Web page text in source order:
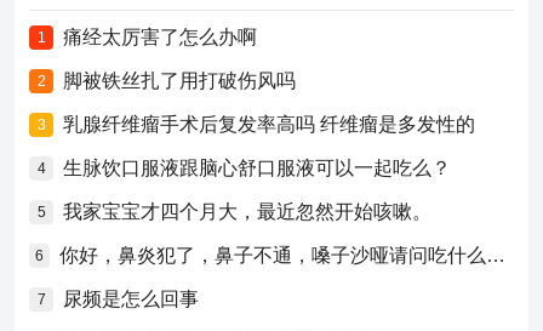
1 痛经太厉害了怎么办啊
2 脚被铁丝扎了用打破伤风吗
3 乳腺纤维瘤手术后复发率高吗 纤维瘤是多发性的
4 生脉饮口服液跟脑心舒口服液可以一起吃么？
5 我家宝宝才四个月大，最近忽然开始咳嗽。
6 你好，鼻炎犯了，鼻子不通，嗓子沙哑请问吃什么药比较好？
7 尿频是怎么回事